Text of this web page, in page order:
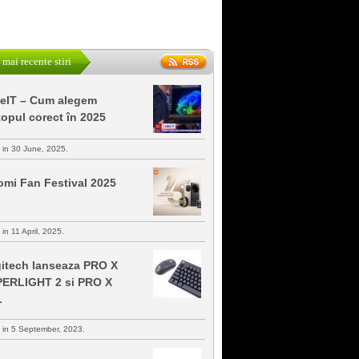
mai recente stiri
– Cum alegem
corect în 2025
in 30 June, 2025.
Fan Festival 2025
in 11 April, 2025.
lanseaza PRO X
2 si PRO X
in 5 September, 2023.